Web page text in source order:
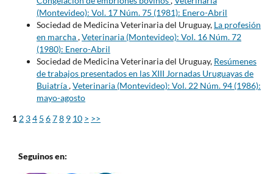
(Montevideo): Vol. 17 Núm. 75 (1981): Enero-Abril
Sociedad de Medicina Veterinaria del Uruguay, La profesión
en marcha,Veterinaria (Montevideo): Vol. 16 Núm. 72
(1980): Enero-Abril
Sociedad de Medicina Veterinaria del Uruguay, Resúmenes
de trabajos presentados en las XIII Jornadas Uruguayas de
Buiatría,Veterinaria (Montevideo): Vol. 22 Núm. 94 (1986):
mayo-agosto
1 2 34 5 678 9 10 > >>
Seguinos en: